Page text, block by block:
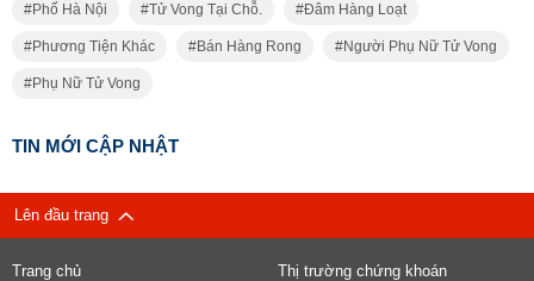
Phố Hà Nội Tử Vong Tại Chỗ. Đâm Hàng Loạt
Phương Tiện Khác Bán Hàng Rong Người Phụ Nữ Tử Vong
Phụ Nữ Tử Vong
TIN MỚI CẬP NHẬT
Lên đầu trang
Trang chủ Thị trường chứng khoán